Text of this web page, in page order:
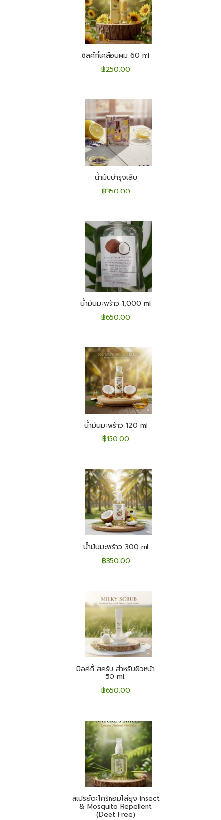
ซิลค์กี้เคลือบผม 60 ml
฿250.00
น้ำมันบำรุงเล็บ
฿350.00
น้ำมันมะพร้าว 1,000 ml
฿650.00
น้ำมันมะพร้าว 120 ml
฿150.00
น้ำมันมะพร้าว 300 ml
฿350.00
มิลค์กี้ สครับ สำหรับผิวหน้า
50 ml.
฿650.00
สเปรย์ตะไคร้หอมไล่ยุง Insect
& Mosquito Repellent
(Deet Free)